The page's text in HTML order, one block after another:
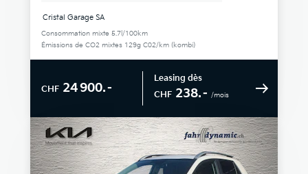
Cristal Garage SA
Consommation mixte 5.7l/100km
Émissions de CO2 mixtes 129g C02/km (kombi)
CHF 24 900.–
Leasing dès
CHF 238.– /mois